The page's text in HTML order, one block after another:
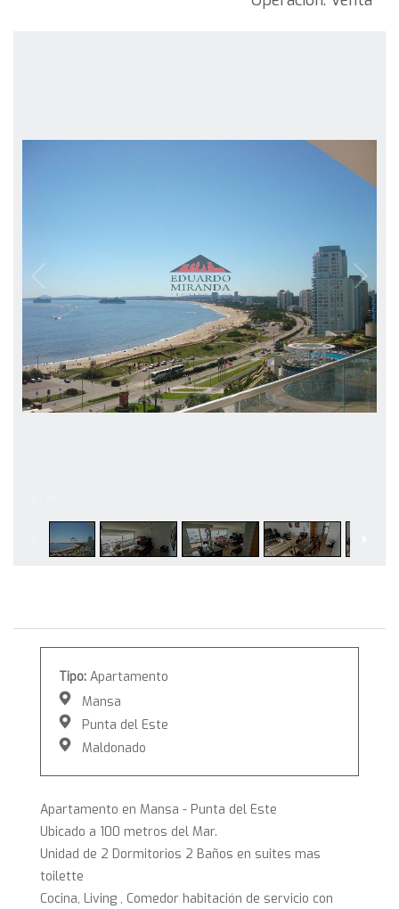
Tipo: Apartamento
Mansa
Punta del Este
Maldonado
Apartamento en Mansa - Punta del Este
Ubicado a 100 metros del Mar.
Unidad de 2 Dormitorios 2 Baños en suites mas
toilette
Cocina, Living , Comedor habitación de servicio con